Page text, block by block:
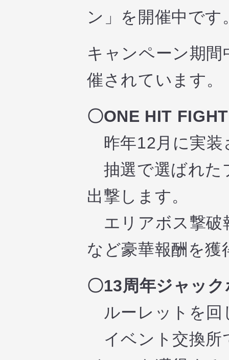
ン」を開催中です
キャンペーン期
催されています。
〇ONE HIT FIGHT
昨年12月に実装
抽選で選ばれた
出撃します。
エリアボス撃破
など豪華報酬を
〇13周年ジャッ
ルーレットを回
イベント交換所